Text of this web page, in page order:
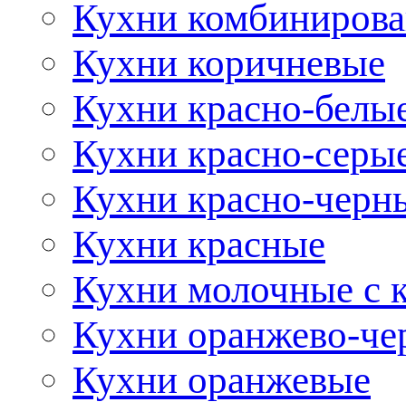
Кухни
Кухни коричневые
Кухни красно-
Кухни красно-
Кухни красно-
Кухни красные
Кухни молочные с
Кухни оранжево-
Кухни оранжевые